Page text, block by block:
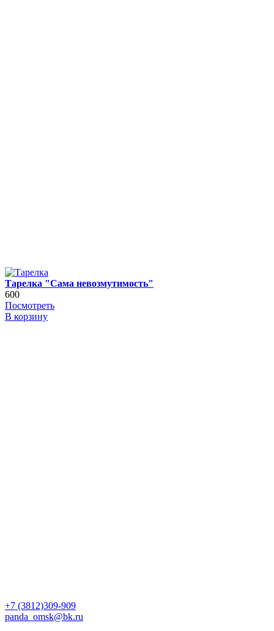
Тарелка "Сама невозмутимость"
600
Посмотреть
В корзину
+7 (3812)309-909
panda_omsk@bk.ru